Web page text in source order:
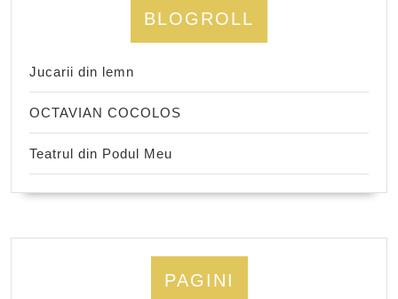
BLOGROLL
Jucarii din lemn
OCTAVIAN COCOLOS
Teatrul din Podul Meu
PAGINI